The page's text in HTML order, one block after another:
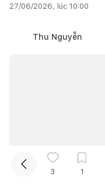
27/06/2026, lúc 10:00
Thu Nguyễn
3 1